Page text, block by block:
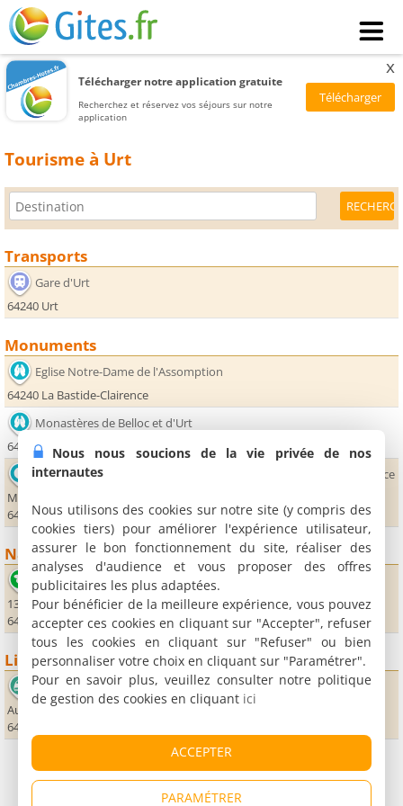
Télécharger notre application gratuite
Recherchez et réservez vos séjours sur notre
application
x
Tourisme à Urt
Transports
Gare d'Urt
64240 Urt
Monuments
Eglise Notre-Dame de l'Assomption
64240 La Bastide-Clairence
Monastères de Belloc et d'Urt
64240 Urt
Office de Tourisme du Pays de Hasparren et de La Bastide Clairence
Maison Darrieux, Place des Arceaux
64240 La Bastide-Clairence
Nature
Base de Pop
136 chemin du lac
64520 Guiche
Lieux sportifs
Karting Briscous
Autoroute A64 (sortie 4 "Urt") - Échangeur de Séquillon
64240 Briscous
Nous nous soucions de la vie privée de nos
internautes
Nous utilisons des cookies sur notre site (y compris des
cookies tiers) pour améliorer l'expérience utilisateur,
assurer le bon fonctionnement du site, réaliser des
analyses d'audience et vous proposer des offres
publicitaires les plus adaptées.
Pour bénéficier de la meilleure expérience, vous pouvez
accepter ces cookies en cliquant sur "Accepter", refuser
tous les cookies en cliquant sur "Refuser" ou bien
personnaliser votre choix en cliquant sur "Paramétrer".
Pour en savoir plus, veuillez consulter notre politique
de gestion des cookies en cliquant ici
ACCEPTER
PARAMÉTRER